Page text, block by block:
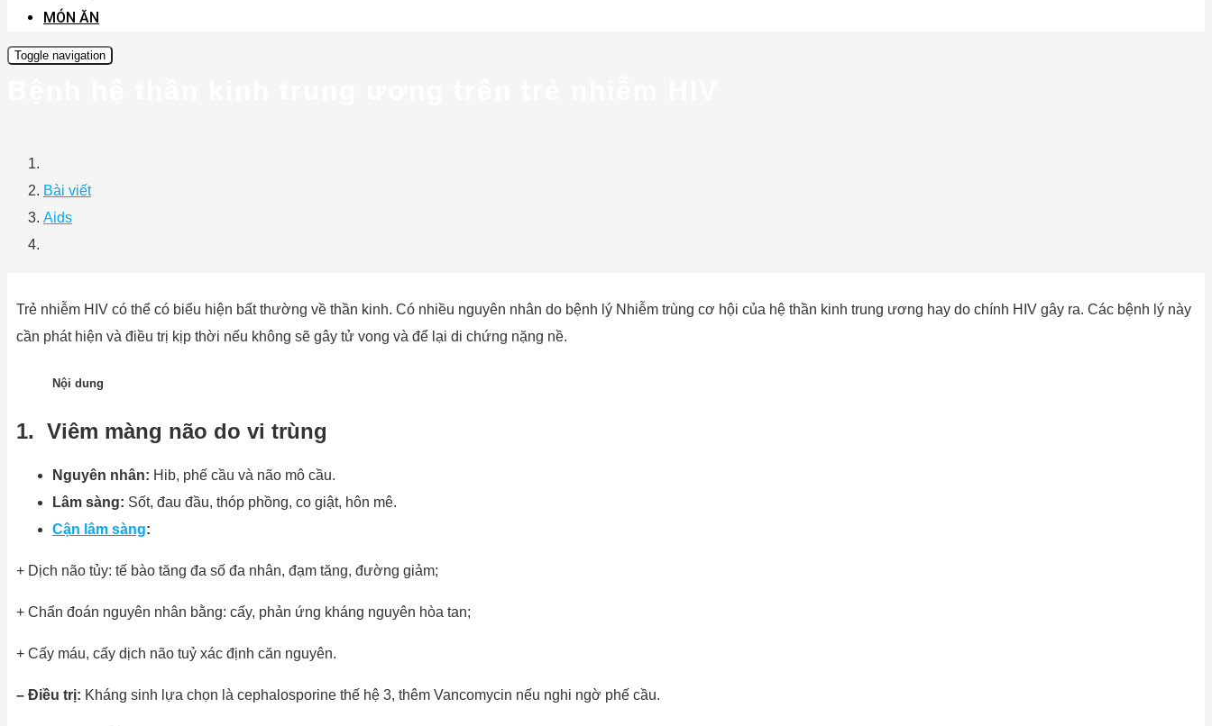
MÓN ĂN
Toggle navigation
Bài viết
Aids
Trẻ nhiễm HIV có thể có biểu hiện bất thường về thần kinh. Có nhiều nguyên nhân do bệnh lý Nhiễm trùng cơ hội của hệ thần kinh trung ương hay do chính HIV gây ra. Các bệnh lý này
cần phát hiện và điều trị kịp thời nếu không sẽ gây tử vong và để lại di chứng nặng nề.
Nội dung
1. Viêm màng não do vi trùng
Nguyên nhân: Hib, phế cầu và não mô cầu.
Lâm sàng: Sốt, đau đầu, thóp phồng, co giật, hôn mê.
Cận lâm sàng:
+ Dịch não tủy: tế bào tăng đa số đa nhân, đạm tăng, đường giảm;
+ Chẩn đoán nguyên nhân bằng: cấy, phản ứng kháng nguyên hòa tan;
+ Cấy máu, cấy dịch não tuỷ xác định căn nguyên.
– Điều trị: Kháng sinh lựa chọn là cephalosporine thế hệ 3, thêm Vancomycin nếu nghi ngờ phế cầu.